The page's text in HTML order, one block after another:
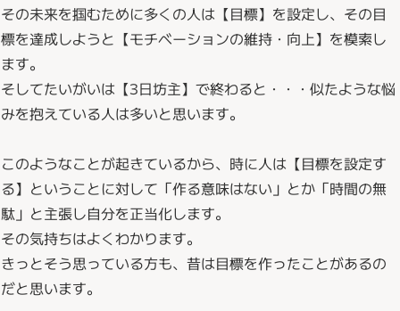
その未来を掴むために多くの人は【目標】を設定し、その目
標を達成しようと【モチベーションの維持・向上】を模索し
ます。
そしてたいがいは【3日坊主】で終わると・・・似たような悩
みを抱えている人は多いと思います。
このようなことが起きているから、時に人は【目標を設定す
る】ということに対して「作る意味はない」とか「時間の無
駄」と主張し自分を正当化します。
その気持ちはよくわかります。
きっとそう思っている方も、昔は目標を作ったことがあるの
だと思います。